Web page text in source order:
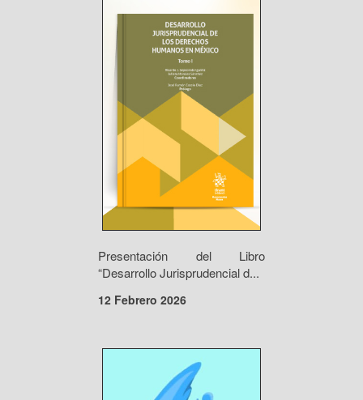
Presentación del Libro
“Desarrollo Jurisprudencial d...
12 Febrero 2026